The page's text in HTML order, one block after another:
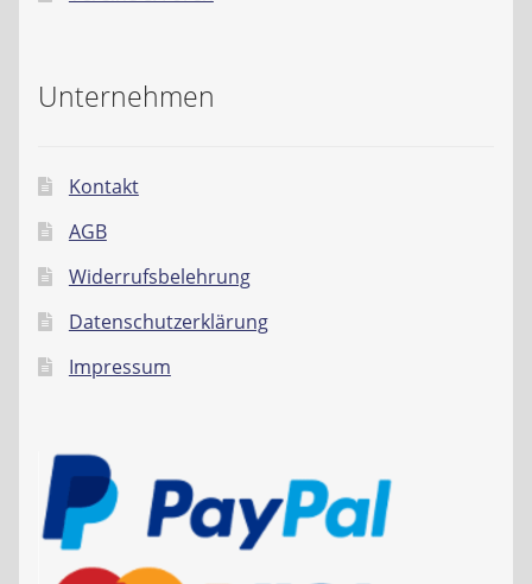
Unternehmen
Kontakt
AGB
Widerrufsbelehrung
Datenschutzerklärung
Impressum